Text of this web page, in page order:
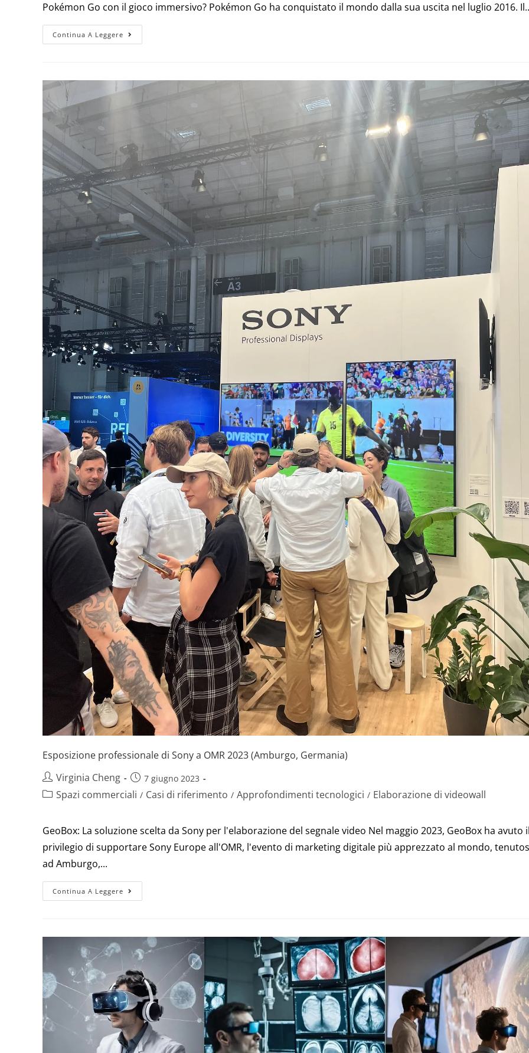
Pokémon Go con il gioco immersivo? Pokémon Go ha conquistato il mondo dalla sua uscita nel luglio 2016.
Continua A Leggere
Esposizione professionale di Sony a OMR 2023 (Amburgo, Germania)
Virginia Cheng
7 giugno 2023
Spazi commerciali / Casi di riferimento / Approfondimenti tecnologici / Elaborazione di videowall
GeoBox: La soluzione scelta da Sony per l'elaborazione del segnale video Nel maggio 2023, GeoBox ha avuto
privilegio di supportare Sony Europe all'OMR, l'evento di marketing digitale più apprezzato al mondo,
ad Amburgo,...
Continua A Leggere